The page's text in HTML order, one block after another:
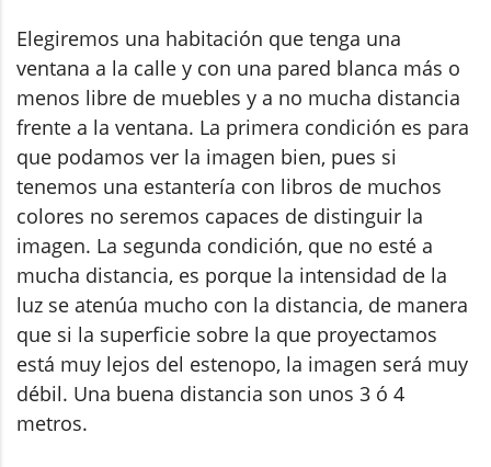
Elegiremos una habitación que tenga una
ventana a la calle y con una pared blanca más o
menos libre de muebles y a no mucha distancia
frente a la ventana. La primera condición es para
que podamos ver la imagen bien, pues si
tenemos una estantería con libros de muchos
colores no seremos capaces de distinguir la
imagen. La segunda condición, que no esté a
mucha distancia, es porque la intensidad de la
luz se atenúa mucho con la distancia, de manera
que si la superficie sobre la que proyectamos
está muy lejos del estenopo, la imagen será muy
débil. Una buena distancia son unos 3 ó 4
metros.